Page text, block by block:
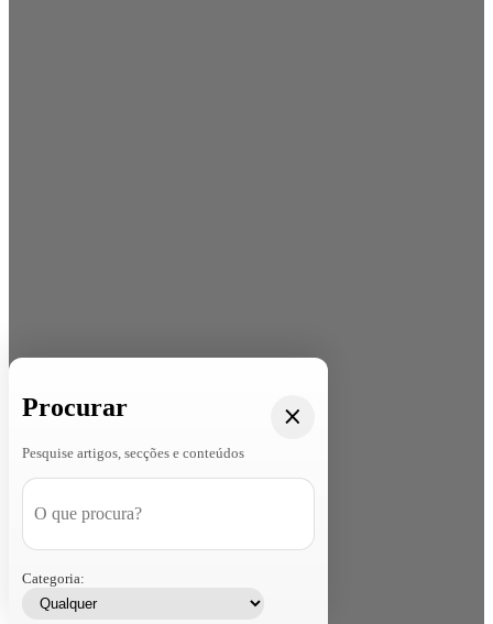
Procurar
Pesquise artigos, secções e conteúdos
Categoria: